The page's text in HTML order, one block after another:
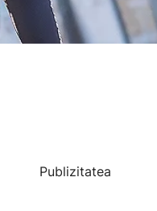
Publizitatea